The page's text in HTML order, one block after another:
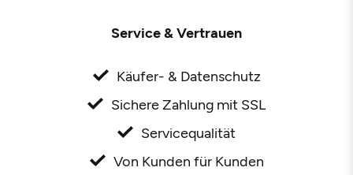
Service & Vertrauen
Käufer- & Datenschutz
Sichere Zahlung mit SSL
Servicequalität
Von Kunden für Kunden